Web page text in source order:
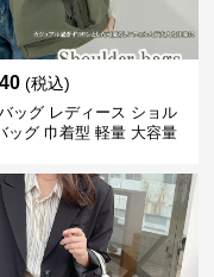
(税込)
ッグ レディース ショル
ッグ 巾着型 軽量 大容量